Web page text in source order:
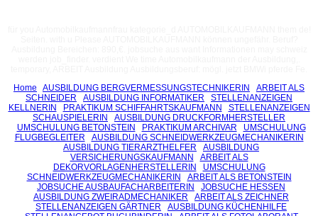
Home
AUSBILDUNG BERGVERMESSUNGSTECHNIKERIN
ARBEIT ALS
SCHNEIDER
AUSBILDUNG INFORMATIKER
STELLENANZEIGEN
KELLNERIN
PRAKTIKUM SCHIFFAHRTSKAUFMANN
STELLENANZEIGEN
SCHAUSPIELERIN
AUSBILDUNG DRUCKFORMHERSTELLER
UMSCHULUNG BETONSTEIN
PRAKTIKUM ARCHIVAR
UMSCHULUNG
FLUGBEGLEITER
AUSBILDUNG SCHNEIDWERKZEUGMECHANIKERIN
AUSBILDUNG TIERARZTHELFER
AUSBILDUNG
VERSICHERUNGSKAUFMANN
ARBEIT ALS
DEKORVORLAGENHERSTELLERIN
UMSCHULUNG
SCHNEIDWERKZEUGMECHANIKERIN
ARBEIT ALS BETONSTEIN
JOBSUCHE AUSBAUFACHARBEITERIN
JOBSUCHE HESSEN
AUSBILDUNG ZWEIRADMECHANIKER
ARBEIT ALS ZEICHNER
STELLENANZEIGEN GÄRTNER
AUSBILDUNG KÜCHENHILFE